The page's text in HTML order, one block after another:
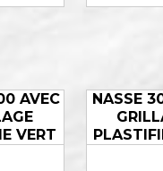
AVEC
VERT
NASSE